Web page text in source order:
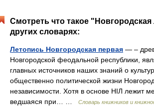
Смотреть что такое
других словарях:
Летопись Новгородская первая — –
Новгородской феодальной республики,
главных источников наших знаний о
общественно политической жизни
независимости. Хотя в основе НIЛ лежит
ведшаяся при… …
Словарь книжников и